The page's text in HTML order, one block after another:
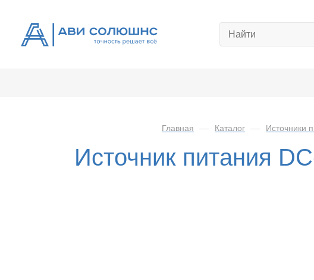
Главная — Каталог — Источники
Источник питания